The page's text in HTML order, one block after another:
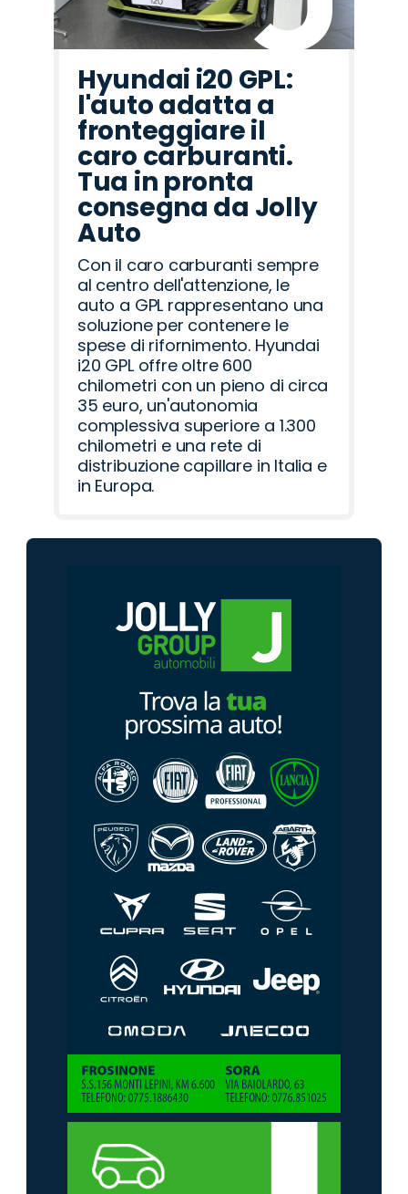
Hyundai i20 GPL:
l'auto adatta a
fronteggiare il
caro carburanti.
Tua in pronta
consegna da Jolly
Auto
Con il caro carburanti sempre
al centro dell'attenzione, le
auto a GPL rappresentano una
soluzione per contenere le
spese di rifornimento. Hyundai
i20 GPL offre oltre 600
chilometri con un pieno di circa
35 euro, un'autonomia
complessiva superiore a 1.300
chilometri e una rete di
distribuzione capillare in Italia e
in Europa.